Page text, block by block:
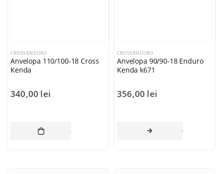
CROSS/ENDURO
Anvelopa 110/100-18 Cross
Kenda
340,00 lei
ADAUGĂ ÎN COȘ
CROSS/ENDURO
Anvelopa 90/90-18 Enduro
Kenda k671
356,00 lei
CITEȘTE MAI